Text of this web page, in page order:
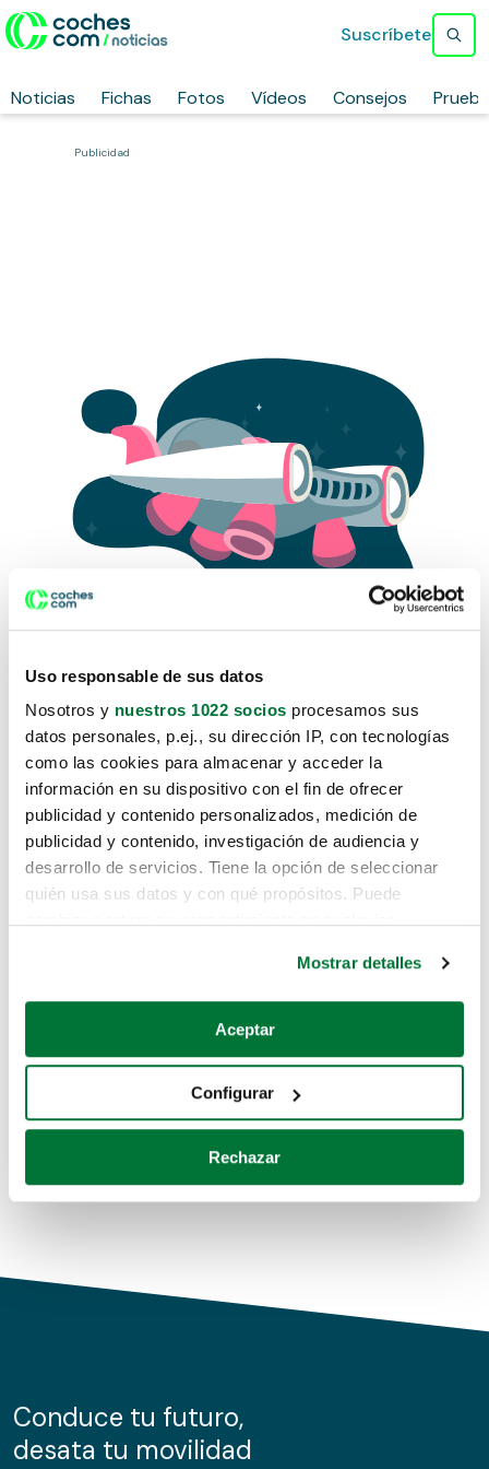
Uso responsable de sus datos
Nosotros y nuestros 1022 socios procesamos sus
datos personales, p.ej., su dirección IP, con tecnologías
como las cookies para almacenar y acceder la
información en su dispositivo con el fin de ofrecer
publicidad y contenido personalizados, medición de
publicidad y contenido, investigación de audiencia y
desarrollo de servicios. Tiene la opción de seleccionar
quién usa sus datos y con qué propósitos. Puede
Si lo permite, también quisiéramos:
Recopilar información sobre su ubicación geográfica
Identificar su dispositivo analizándolo activamente
para buscar características específicas (huellas
Obtenga más información sobre cómo se procesan sus
de cookies.
información sobre el uso que haga del sitio web con
nuestros partners de redes sociales, publicidad y análisis
Mostrar detalles
Aceptar
Configurar
Rechazar
Noticias Fichas Fotos Vídeos Consejos
Suscríbete
Publicidad
Lo sentimos, no sabemos como
te hemos traido hasta aquí.
Pero puedes encontrar el coche que estás
buscando en alguno de estos enlaces:
Coches de segunda mano
Coches de km0
Conduce tu futuro,
desata tu movilidad